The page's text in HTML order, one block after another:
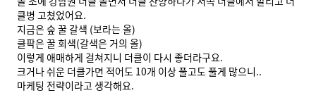
클병 고쳤었어요.
지금은 숲 꿀 갈색 (보라는 올)
클팍은 꿀 회색(갈색은 거의 올)
이렇게 애매하게 걸쳐지니 더클이 다시 좋더라구요.
크거나 쉬운 더클가면 적어도 10개 이상 풀고도 풀게 많으니..
마케팅 전략이라고 생각해요.